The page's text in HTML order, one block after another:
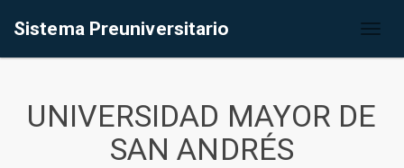
Sistema Preuniversitario
UNIVERSIDAD MAYOR DE
SAN ANDRÉS